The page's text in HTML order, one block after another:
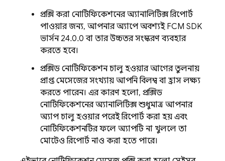
প্রক্সি করা নোটিফিকেশনের অ্যানালিটিক্স রিপোর্ট
পাওয়ার জন্য, আপনার অ্যাপে অবশ্যই FCM SDK
ভার্সন 24.0.0 বা তার উচ্চতর সংস্করণ ব্যবহার
করতে হবে।
প্রক্সিড নোটিফিকেশন চালু হওয়ার আগের তুলনায়
প্রাপ্ত মেসেজের সংখ্যায় আপনি বিলম্ব বা হ্রাস লক্ষ্য
করতে পারেন। এর কারণ হলো, প্রক্সিড
নোটিফিকেশনের অ্যানালিটিক্স শুধুমাত্র আপনার
অ্যাপ চালু হওয়ার পরেই রিপোর্ট করা হয় এবং
নোটিফিকেশনটির ফলে অ্যাপটি না খুললে তা
মোটেও রিপোর্ট নাও করা হতে পারে।